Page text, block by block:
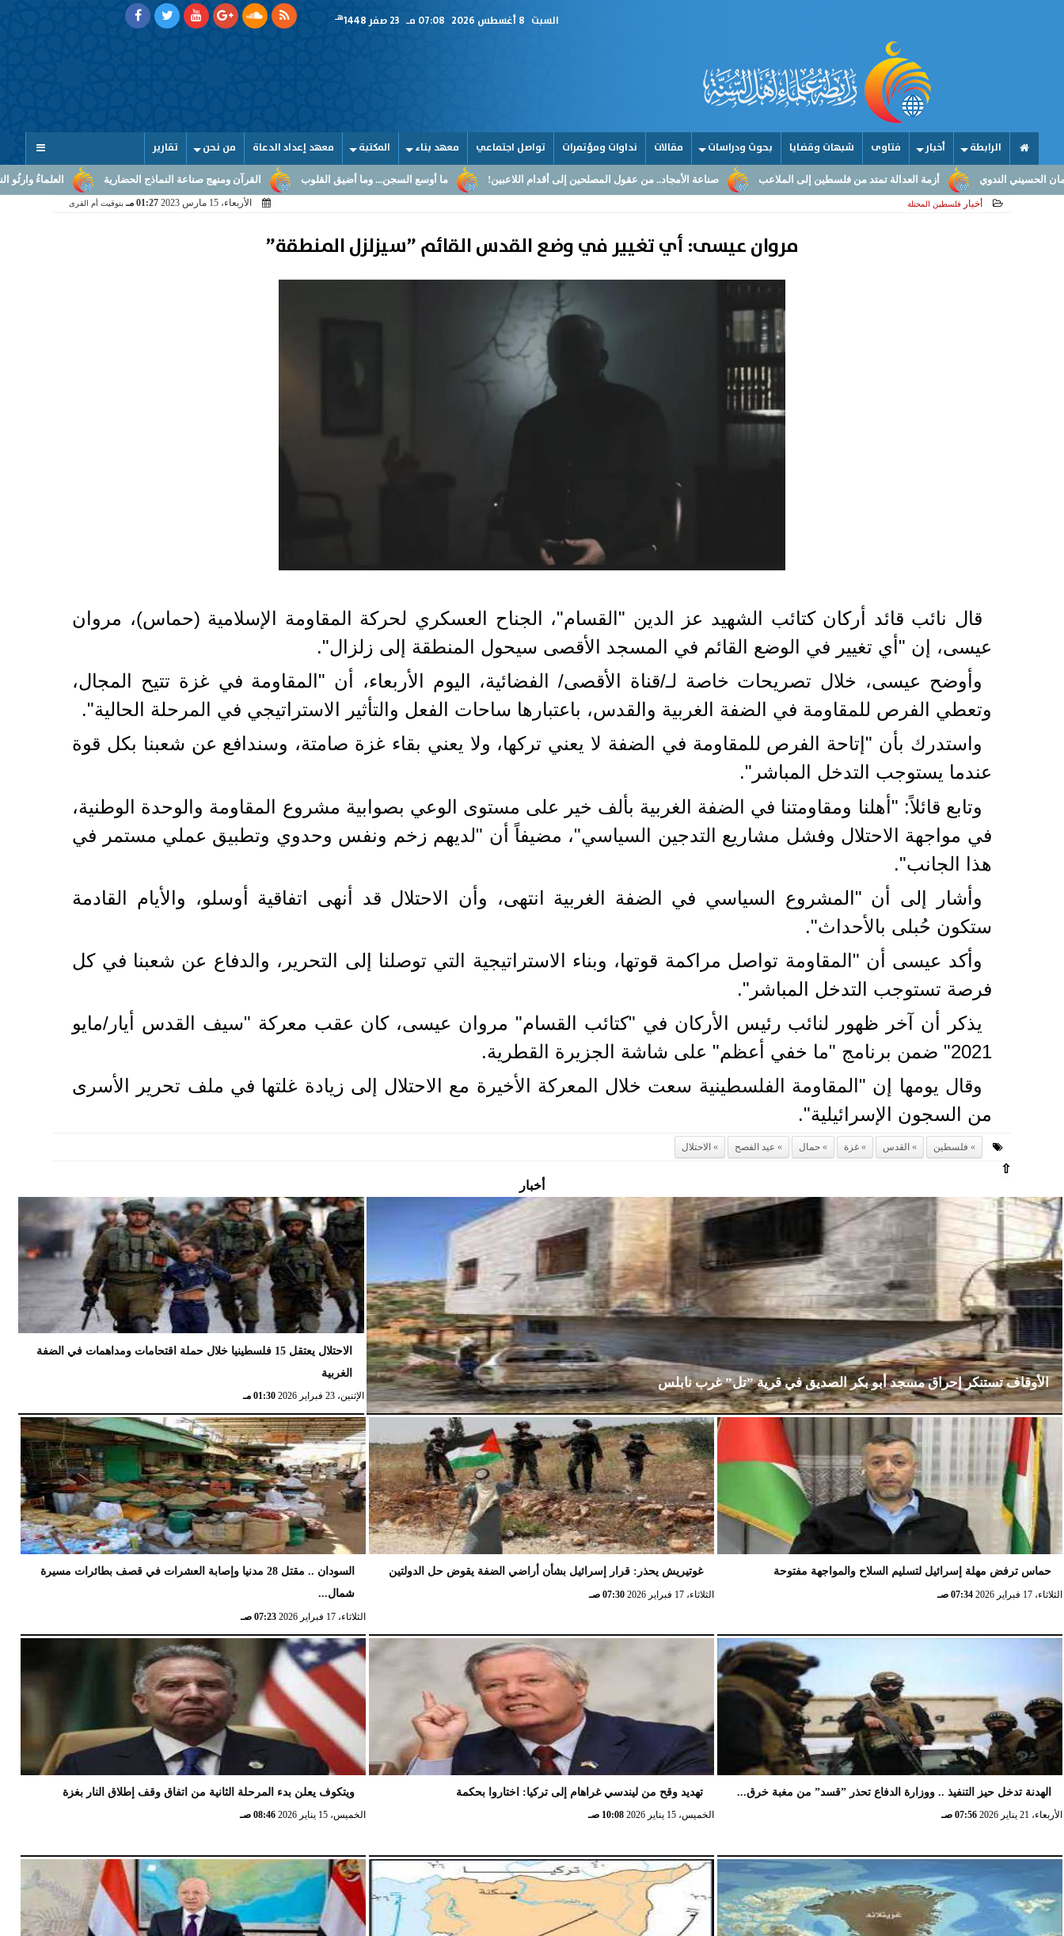
السبت 07:08 مـ هـ
الرابطة أخبار فتاوى شبهات وقضايا بحوث ودراسات مقالات نداوات ومؤتمرات تواصل اجتماعي معهد بناء المكتبة معهد إعداد الدعاة من نحن تقارير
العلماءُ وارثُو النبوّة: من بلاغ القرآن ومنهج صناعة النماذج الحضارية ما أوسع السجن... وما أضيق القلوب صناعة الأمجاد.. من عقول المصلحين إلى أقدام اللاعبين! أزمة العدالة تمتد من فلسطين إلى الملاعب
أخبار فلسطين المحتلة الأربعاء، 15 مارس 2023 01:27 مـ بتوقيت أم القرى
مروان عيسى: أي تغيير في وضع القدس القائم ”سيزلزل المنطقة”
قال نائب قائد أركان كتائب الشهيد عز الدين "القسام"، الجناح العسكري لحركة المقاومة الإسلامية (حماس)، مروان
عيسى، إن "أي تغيير في الوضع القائم في المسجد الأقصى سيحول المنطقة إلى زلزال".
وأوضح عيسى، خلال تصريحات خاصة لـ/قناة الأقصى/ الفضائية، اليوم الأربعاء، أن "المقاومة في غزة تتيح المجال،
وتعطي الفرص للمقاومة في الضفة الغربية والقدس، باعتبارها ساحات الفعل والتأثير الاستراتيجي في المرحلة الحالية".
واستدرك بأن "إتاحة الفرص للمقاومة في الضفة لا يعني تركها، ولا يعني بقاء غزة صامتة، وسندافع عن شعبنا بكل قوة
عندما يستوجب التدخل المباشر".
وتابع قائلاً: "أهلنا ومقاومتنا في الضفة الغربية بألف خير على مستوى الوعي بصوابية مشروع المقاومة والوحدة الوطنية،
في مواجهة الاحتلال وفشل مشاريع التدجين السياسي"، مضيفاً أن "لديهم زخم ونفس وحدوي وتطبيق عملي مستمر في
هذا الجانب".
وأشار إلى أن "المشروع السياسي في الضفة الغربية انتهى، وأن الاحتلال قد أنهى اتفاقية أوسلو، والأيام القادمة
ستكون حُبلى بالأحداث".
وأكد عيسى أن "المقاومة تواصل مراكمة قوتها، وبناء الاستراتيجية التي توصلنا إلى التحرير، والدفاع عن شعبنا في كل
فرصة تستوجب التدخل المباشر".
يذكر أن آخر ظهور لنائب رئيس الأركان في "كتائب القسام" مروان عيسى، كان عقب معركة "سيف القدس أيار/مايو
2021" ضمن برنامج "ما خفي أعظم" على شاشة الجزيرة القطرية.
وقال يومها إن "المقاومة الفلسطينية سعت خلال المعركة الأخيرة مع الاحتلال إلى زيادة غلتها في ملف تحرير الأسرى
من السجون الإسرائيلية".
فلسطين القدس غزة حمال عيد الفصح الاحتلال
⇧
أخبار
الأوقاف تستنكر إحراق مسجد أبو بكر الصديق في قرية ”تل” غرب نابلس
الإثنين، 23 فبراير 2026 02:15 مـ
الاحتلال يعتقل 15 فلسطينيا خلال حملة اقتحامات ومداهمات في الضفة
الغربية
الإثنين، 23 فبراير 2026 01:30 مـ
حماس ترفض مهلة إسرائيل لتسليم السلاح والمواجهة مفتوحة
الثلاثاء، 17 فبراير 2026 07:34 صـ
غوتيريش يحذر: قرار إسرائيل بشأن أراضي الضفة يقوض حل الدولتين
الثلاثاء، 17 فبراير 2026 07:30 صـ
السودان .. مقتل 28 مدنيا وإصابة العشرات في قصف بطائرات مسيرة
شمال...
الثلاثاء، 17 فبراير 2026 07:23 صـ
الهدنة تدخل حيز التنفيذ .. ووزارة الدفاع تحذر ”قسد” من مغبة خرق...
الأربعاء، 21 يناير 2026 07:56 صـ
تهديد وقح من ليندسي غراهام إلى تركيا: اختاروا بحكمة
الخميس، 15 يناير 2026 10:08 صـ
ويتكوف يعلن بدء المرحلة الثانية من اتفاق وقف إطلاق النار بغزة
الخميس، 15 يناير 2026 08:46 صـ